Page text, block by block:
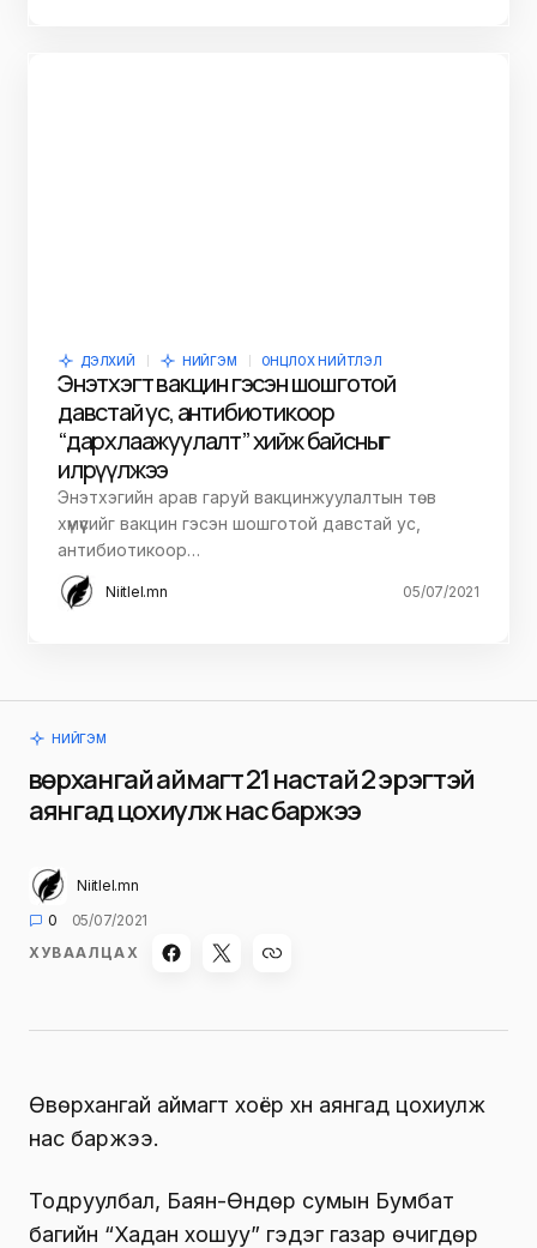
ДЭЛХИЙ НИЙГЭМ ОНЦЛОХ НИЙТЛЭЛ
Энэтхэгт вакцин гэсэн шошготой
давстай ус, антибиотикоор
“дархлаажуулалт” хийж байсныг
илрүүлжээ
Энэтхэгийн арав гаруй вакцинжуулалтын төв
хүмүүсийг вакцин гэсэн шошготой давстай ус,
антибиотикоор…
Niitlel.mn 05/07/2021
НИЙГЭМ
Өвөрхангай аймагт 21 настай 2 эрэгтэй
аянгад цохиулж нас баржээ
Niitlel.mn
0
05/07/2021
ХУВААЛЦАХ
Өвөрхангай аймагт хоёр хүн аянгад цохиулж
нас баржээ.
Тодруулбал, Баян-Өндөр сумын Бумбат
багийн “Хадан хошуу” гэдэг газар өчигдөр